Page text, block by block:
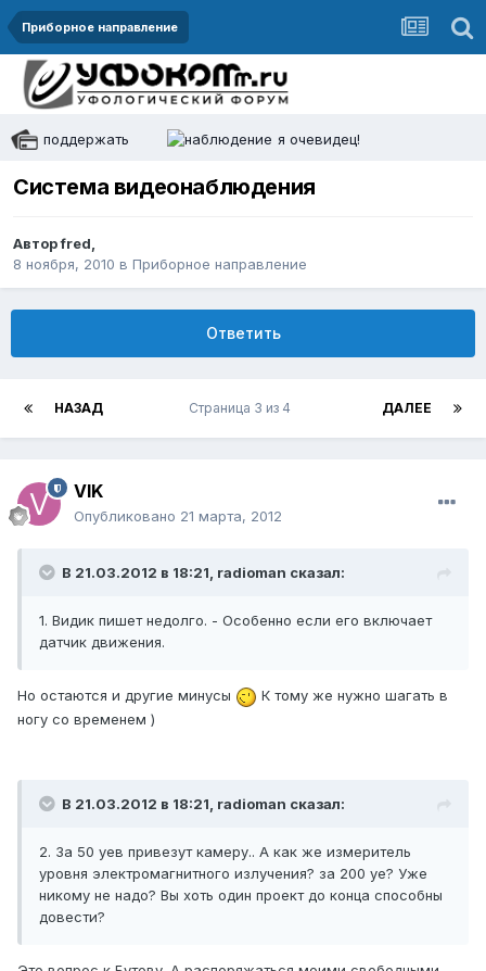
Приборное направление
поддержать я очевидец!
Система видеонаблюдения
Авторfred,
8 ноября, 2010 в Приборное направление
Ответить
НАЗАД ДАЛЕЕ
Страница 3 из 4
VIK
Опубликовано 21 марта, 2012
В 21.03.2012 в 18:21, radioman сказал:
1. Видик пишет недолго. - Особенно если его включает
датчик движения.
Но остаются и другие минусы
К тому же нужно шагать в
ногу со временем )
В 21.03.2012 в 18:21, radioman сказал:
2. За 50 уев привезут камеру.. А как же измеритель
уровня электромагнитного излучения? за 200 уе? Уже
никому не надо? Вы хоть один проект до конца способны
довести?